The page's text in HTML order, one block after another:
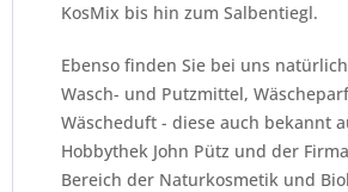
KosMix bis hin zum Salbentiegl.
Ebenso finden Sie bei uns
Wasch- und Putzmittel,
Wäscheduft - diese auch bekannt
Hobbythek John Pütz und der Firma
Bereich der Naturkosmetik und